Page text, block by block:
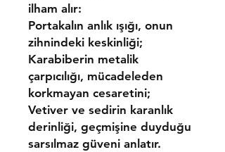
ilham alır:
Portakalın anlık ışığı, onun
zihnindeki keskinliği;
Karabiberin metalik
çarpıcılığı, mücadeleden
korkmayan cesaretini;
Vetiver ve sedirin karanlık
derinliği, geçmişine duyduğu
sarsılmaz güveni anlatır.